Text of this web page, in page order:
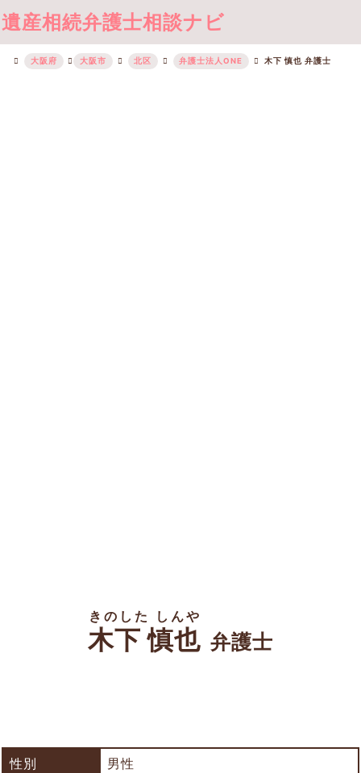
遺産相続弁護士相談ナビ
大阪府 大阪市 北区 弁護士法人ONE 木下 慎也 弁護士
木下 慎也
きのした しんや
弁護士
性別
男性